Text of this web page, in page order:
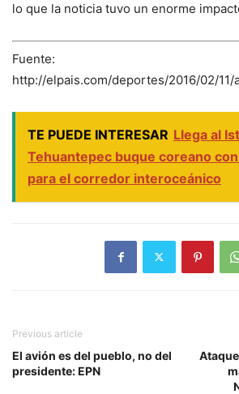
lo que la noticia tuvo un enorme
Fuente:
http://elpais.com/deportes/2016/02/
TE PUEDE INTERESAR Llega al
Tehuantepec buque coreano
para el corredor interoceánico
Previous article
El avión es del pueblo, no del
presidente: EPN